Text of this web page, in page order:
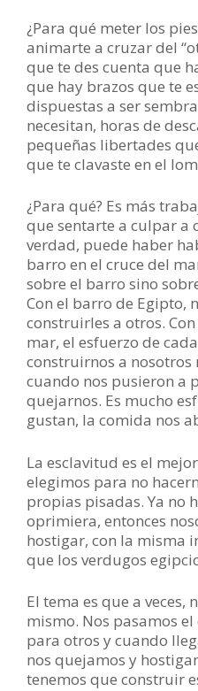
¿Para qué meter los
animarte a cruzar del
que te des cuenta que
que hay brazos que te
dispuestas a ser
necesitan, horas de
pequeñas libertades
que te clavaste en el
¿Para qué? Es más
que sentarte a culpar a
verdad, puede haber
barro en el cruce del
sobre el barro sino
Con el barro de Egipto,
construirles a otros.
mar, el esfuerzo de
construirnos a nosotros
cuando nos pusieron a
quejarnos. Es mucho
gustan, la comida nos
La esclavitud es el
elegimos para no
propias pisadas. Ya no
oprimiera, entonces
hostigar, con la misma
que los verdugos
El tema es que a veces,
mismo. Nos pasamos
para otros y cuando
nos quejamos y
tenemos que construir